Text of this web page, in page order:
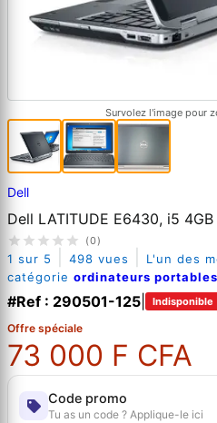
Survolez l'image pour
Dell
Dell LATITUDE E6430, i5
(0)
1 sur 5 498 vues
L'un des
catégorie ordinateurs portables
#Ref : 290501-125 Indisponible
Offre spéciale
73 000 F CFA
Code promo
Tu as un code ? Applique-le ici